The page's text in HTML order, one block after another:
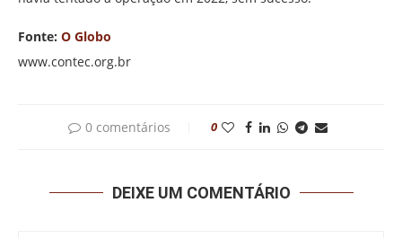
Fonte: O Globo
www.contec.org.br
0 comentários 0
DEIXE UM COMENTÁRIO